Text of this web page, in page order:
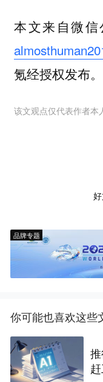
本文来自微信
氪经授权发布。
该文观点仅代表作者本
品牌专题
你可能也喜欢这些